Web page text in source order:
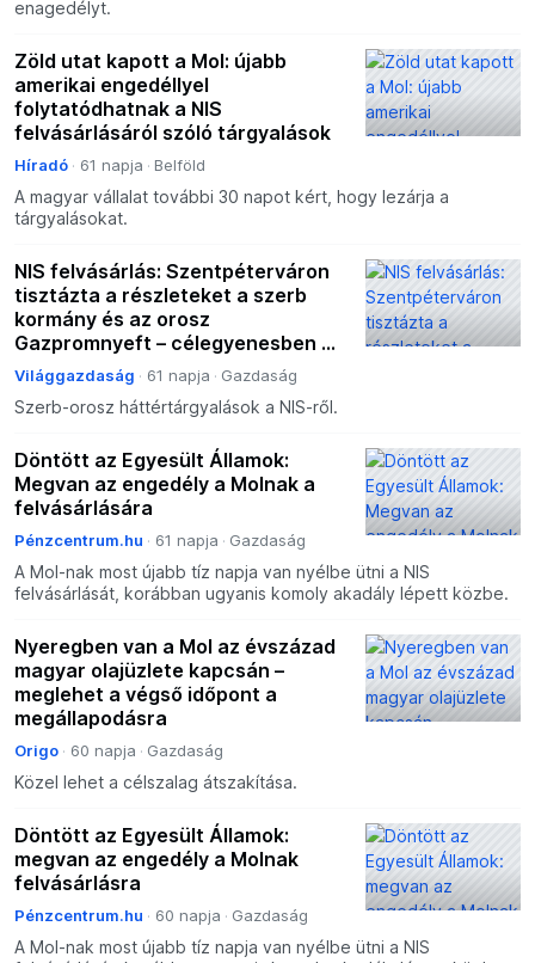
enagedélyt.
Zöld utat kapott a Mol: újabb
amerikai engedéllyel
folytatódhatnak a NIS
felvásárlásáról szóló tárgyalások
Híradó 61 napja Belföld
A magyar vállalat további 30 napot kért, hogy lezárja a
tárgyalásokat.
NIS felvásárlás: Szentpéterváron
tisztázta a részleteket a szerb
kormány és az orosz
Gazpromnyeft – célegyenesben a
Mol
Világgazdaság 61 napja Gazdaság
Szerb-orosz háttértárgyalások a NIS-ről.
Döntött az Egyesült Államok:
Megvan az engedély a Molnak a
felvásárlására
Pénzcentrum.hu 61 napja Gazdaság
A Mol-nak most újabb tíz napja van nyélbe ütni a NIS
felvásárlását, korábban ugyanis komoly akadály lépett közbe.
Nyeregben van a Mol az évszázad
magyar olajüzlete kapcsán –
meglehet a végső időpont a
megállapodásra
Origo 60 napja Gazdaság
Közel lehet a célszalag átszakítása.
Döntött az Egyesült Államok:
megvan az engedély a Molnak
felvásárlásra
Pénzcentrum.hu 60 napja Gazdaság
A Mol-nak most újabb tíz napja van nyélbe ütni a NIS